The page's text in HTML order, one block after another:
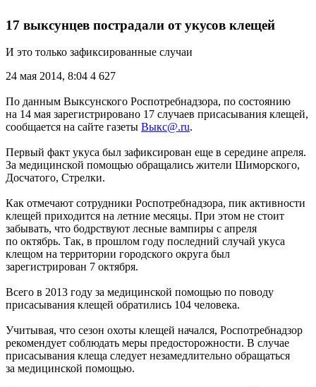
17 выксунцев пострадали от укусов клещей
И это только зафиксированные случаи
24 мая 2014, 8:04 4 627
По данным Выксунского Роспотребнадзора, по состоянию
на 14 мая зарегистрировано 17 случаев присасывания клещей,
сообщается на сайте газеты Выкс@.ru.
Первый факт укуса был зафиксирован еще в середине апреля.
За медицинской помощью обращались жители Шиморского,
Досчатого, Стрелки.
Как отмечают сотрудники Роспотребнадзора, пик активности
клещей приходится на летние месяцы. При этом не стоит
забывать, что бодрствуют лесные вампиры с апреля
по октябрь. Так, в прошлом году последний случай укуса
клещом на территории городского округа был
зарегистрирован 7 октября.
Всего в 2013 году за медицинской помощью по поводу
присасывания клещей обратились 104 человека.
Учитывая, что сезон охоты клещей начался, Роспотребнадзор
рекомендует соблюдать меры предосторожности. В случае
присасывания клеща следует незамедлительно обращаться
за медицинской помощью.